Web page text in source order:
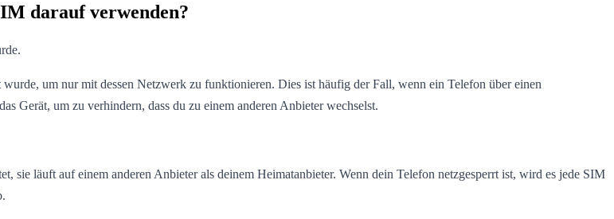
darauf verwenden?
um nur mit dessen Netzwerk zu funktionieren. Dies ist häufig der Fall, wenn ein Telefon über einen
Gerät, um zu verhindern, dass du zu einem anderen Anbieter wechselst.
läuft auf einem anderen Anbieter als deinem Heimatanbieter. Wenn dein Telefon netzgesperrt ist, wird es jede SIM